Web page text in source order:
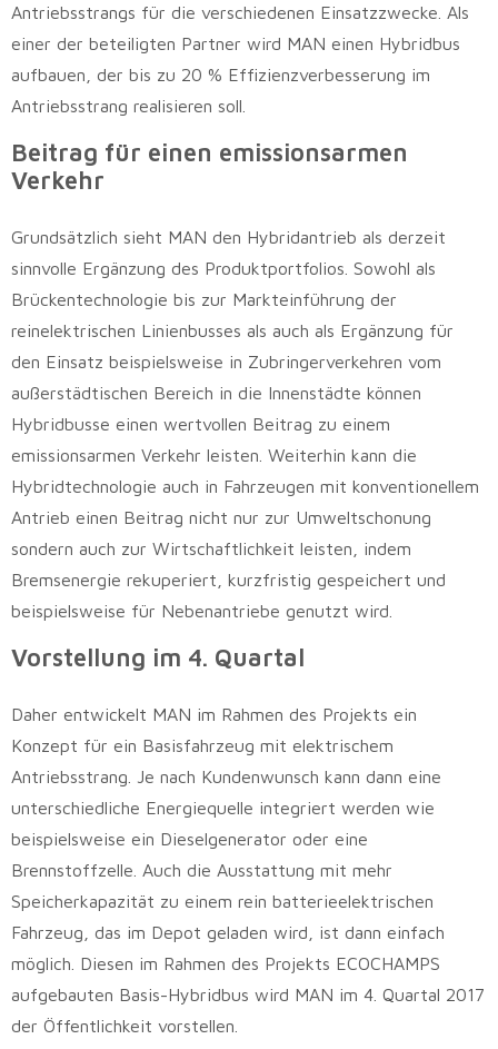
Antriebsstrangs für die verschiedenen Einsatzzwecke. Als
einer der beteiligten Partner wird MAN einen Hybridbus
aufbauen, der bis zu 20 % Effizienzverbesserung im
Antriebsstrang realisieren soll.
Beitrag für einen emissionsarmen
Verkehr
Grundsätzlich sieht MAN den Hybridantrieb als derzeit
sinnvolle Ergänzung des Produktportfolios. Sowohl als
Brückentechnologie bis zur Markteinführung der
reinelektrischen Linienbusses als auch als Ergänzung für
den Einsatz beispielsweise in Zubringerverkehren vom
außerstädtischen Bereich in die Innenstädte können
Hybridbusse einen wertvollen Beitrag zu einem
emissionsarmen Verkehr leisten. Weiterhin kann die
Hybridtechnologie auch in Fahrzeugen mit konventionellem
Antrieb einen Beitrag nicht nur zur Umweltschonung
sondern auch zur Wirtschaftlichkeit leisten, indem
Bremsenergie rekuperiert, kurzfristig gespeichert und
beispielsweise für Nebenantriebe genutzt wird.
Vorstellung im 4. Quartal
Daher entwickelt MAN im Rahmen des Projekts ein
Konzept für ein Basisfahrzeug mit elektrischem
Antriebsstrang. Je nach Kundenwunsch kann dann eine
unterschiedliche Energiequelle integriert werden wie
beispielsweise ein Dieselgenerator oder eine
Brennstoffzelle. Auch die Ausstattung mit mehr
Speicherkapazität zu einem rein batterieelektrischen
Fahrzeug, das im Depot geladen wird, ist dann einfach
möglich. Diesen im Rahmen des Projekts ECOCHAMPS
aufgebauten Basis-Hybridbus wird MAN im 4. Quartal 2017
der Öffentlichkeit vorstellen.